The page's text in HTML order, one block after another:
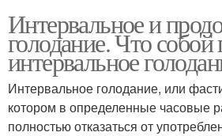
Интервальное и
голодание. Что собой
интервальное
Интервальное голодание, или
котором в определенные часовые
полностью отказаться от